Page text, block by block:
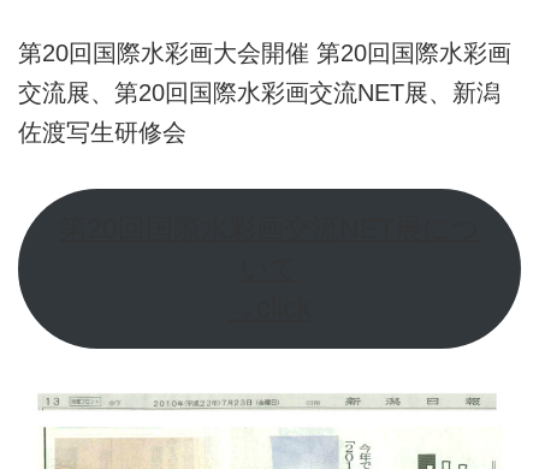
第20回国際水彩画大会開催 第20回国際水彩画
交流展、第20回国際水彩画交流NET展、新潟
佐渡写生研修会